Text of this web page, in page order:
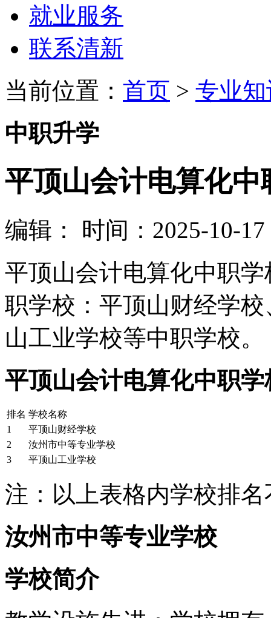
就业服务
联系清新
当前位置： 首页 > 专业
中职升学
平顶山会计电算化
编辑：
时间：2025-10-17
平顶山会计电算化中职
职学校：平顶山财经学
山工业学校等中职学校。
平顶山会计电算化中职
排名 学校名称
1
平顶山财经学校
2
汝州市中等专业学校
3
平顶山工业学校
注：以上表格内学校排
汝州市中等专业学校
学校简介